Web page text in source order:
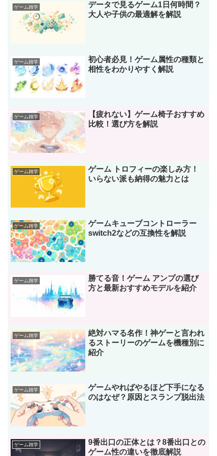
ゲーム雑学
データで見るゲーム1日何時間？
大人や子供の最適解を解説
ゲーム雑学
初心者必見！ゲーム属性の種類と
相性をわかりやすく解説
ゲーム雑学
【疲れない】ゲーム椅子おすすめ
比較！選び方を解説
ゲーム雑学
ゲーム トロフィーの楽しみ方！
いらない派も納得の魅力とは
ゲーム雑学
ゲームキューブコントローラー
switch2などの互換性を解説
ゲーム雑学
勝てる音！ゲーム アンプの選び
方と最新おすすめモデルを紹介
ゲーム雑学
絶対ハマる名作！神ゲーと言われ
るストーリーのゲームを機種別に
紹介
ゲーム雑学
ゲームやればやるほど下手になる
のはなぜ？原因とスランプ脱出法
ゲーム雑学
9番出口の正体とは？8番出口との
ゲーム性の違いを徹底解説